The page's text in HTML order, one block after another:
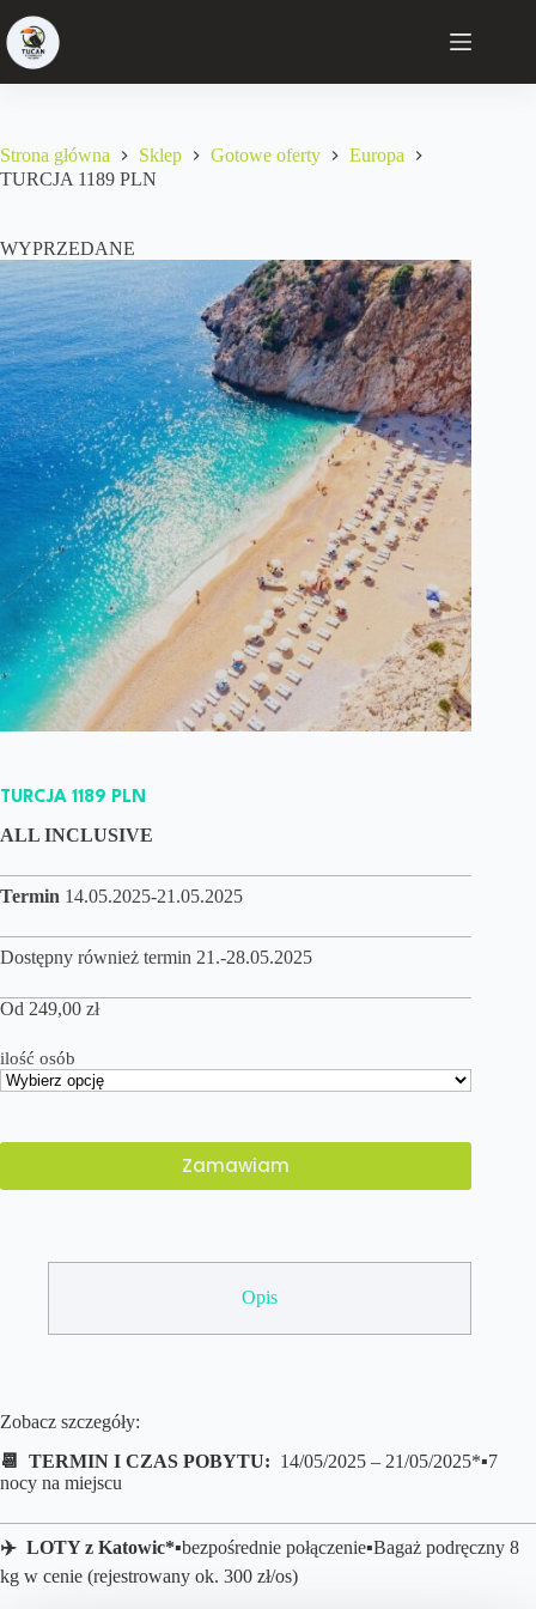
Strona główna Sklep Gotowe oferty
Europa
TURCJA 1189 PLN
WYPRZEDANE
TURCJA 1189 PLN
ALL INCLUSIVE
Termin 14.05.2025-21.05.2025
Dostępny również termin 21.-28.05.2025
Od 249,00 zł
ilość osób
Zamawiam
Opis
Zobacz szczegóły:
📆 TERMIN I CZAS POBYTU: 14/05/2025 – 21/05/2025*▪️7
nocy na miejscu
✈️ LOTY z Katowic*▪️bezpośrednie połączenie▪️Bagaż podręczny 8
kg w cenie (rejestrowany ok. 300 zł/os)